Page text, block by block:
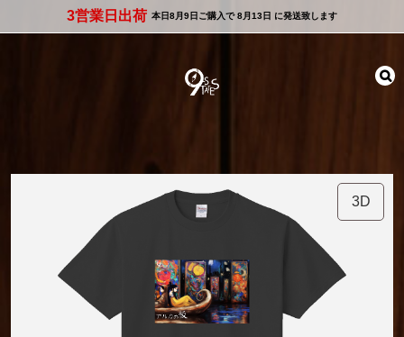
3営業日出荷 本日8月9日 ご購入で8月13日 に発送致します
3D